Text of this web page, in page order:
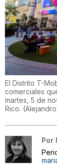
El Distrito T-
comerciales
martes, 5 de
Rico. (
Por